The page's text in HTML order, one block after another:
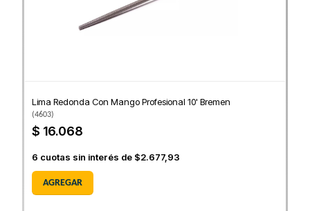
Lima Redonda Con Mango Profesional 10' Bremen
(4603)
$ 16.068
6 cuotas sin interés de $2.677,93
AGREGAR